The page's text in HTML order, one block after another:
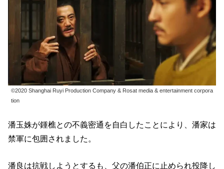
©2020 Shanghai Ruyi Production Company & Rosat media & entertainment corpora
tion
潘玉姝が鍾樵との不義密通を自白したことにより、潘家は
禁軍に包囲されました。
潘良は抗戦しようとするも、父の潘伯正に止められ投降し